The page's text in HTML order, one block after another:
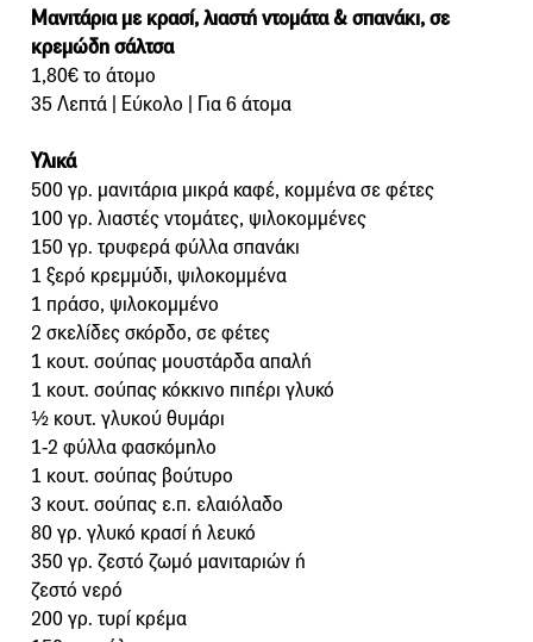
Μανιτάρια με κρασί, λιαστή ντομάτα & σπανάκι, σε
κρεμώδη σάλτσα
1,80€ το άτομο
35 Λεπτά | Εύκολο | Για 6 άτομα
Υλικά
500 γρ. μανιτάρια μικρά καφέ, κομμένα σε φέτες
100 γρ. λιαστές ντομάτες, ψιλοκομμένες
150 γρ. τρυφερά φύλλα σπανάκι
1 ξερό κρεμμύδι, ψιλοκομμένα
1 πράσο, ψιλοκομμένο
2 σκελίδες σκόρδο, σε φέτες
1 κουτ. σούπας μουστάρδα απαλή
1 κουτ. σούπας κόκκινο πιπέρι γλυκό
½ κουτ. γλυκού θυμάρι
1-2 φύλλα φασκόμηλο
1 κουτ. σούπας βούτυρο
3 κουτ. σούπας ε.π. ελαιόλαδο
80 γρ. γλυκό κρασί ή λευκό
350 γρ. ζεστό ζωμό μανιταριών ή
ζεστό νερό
200 γρ. τυρί κρέμα